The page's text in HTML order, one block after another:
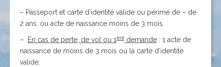
– Passeport et carte d’identité valide ou périmé de – de
2 ans, ou acte de naissance moins de 3 mois.
– En cas de perte, de vol ou 1ère demande : 1 acte de
naissance de moins de 3 mois ou la carte d’identité
valide.